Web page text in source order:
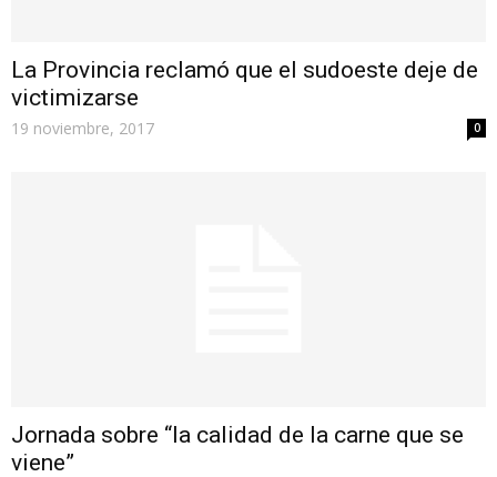
La Provincia reclamó que el sudoeste deje de
victimizarse
19 noviembre, 2017 0
Jornada sobre “la calidad de la carne que se
viene”